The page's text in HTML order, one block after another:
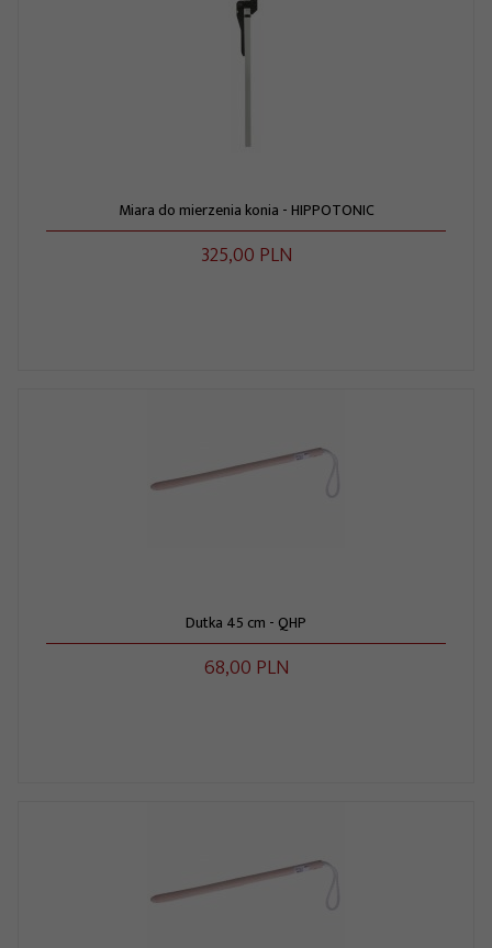
Miara do mierzenia konia - HIPPOTONIC
325,00 PLN
Dutka 45 cm - QHP
68,00 PLN